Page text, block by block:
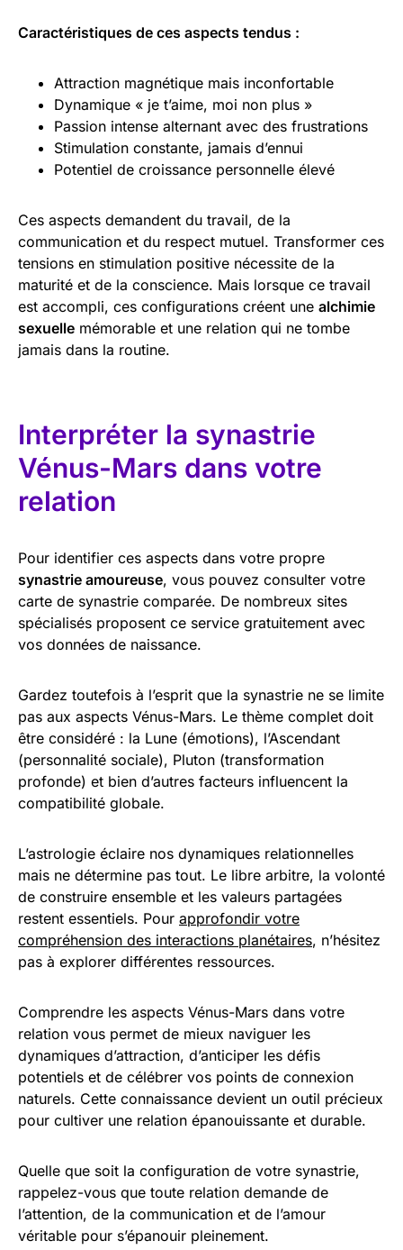
Caractéristiques de ces aspects tendus :
Attraction magnétique mais inconfortable
Dynamique « je t’aime, moi non plus »
Passion intense alternant avec des frustrations
Stimulation constante, jamais d’ennui
Potentiel de croissance personnelle élevé
Ces aspects demandent du travail, de la
communication et du respect mutuel. Transformer ces
tensions en stimulation positive nécessite de la
maturité et de la conscience. Mais lorsque ce travail
est accompli, ces configurations créent une alchimie
sexuelle mémorable et une relation qui ne tombe
jamais dans la routine.
Interpréter la synastrie
Vénus-Mars dans votre
relation
Pour identifier ces aspects dans votre propre
synastrie amoureuse, vous pouvez consulter votre
carte de synastrie comparée. De nombreux sites
spécialisés proposent ce service gratuitement avec
vos données de naissance.
Gardez toutefois à l’esprit que la synastrie ne se limite
pas aux aspects Vénus-Mars. Le thème complet doit
être considéré : la Lune (émotions), l’Ascendant
(personnalité sociale), Pluton (transformation
profonde) et bien d’autres facteurs influencent la
compatibilité globale.
L’astrologie éclaire nos dynamiques relationnelles
mais ne détermine pas tout. Le libre arbitre, la volonté
de construire ensemble et les valeurs partagées
restent essentiels. Pour approfondir votre
compréhension des interactions planétaires, n’hésitez
pas à explorer différentes ressources.
Comprendre les aspects Vénus-Mars dans votre
relation vous permet de mieux naviguer les
dynamiques d’attraction, d’anticiper les défis
potentiels et de célébrer vos points de connexion
naturels. Cette connaissance devient un outil précieux
pour cultiver une relation épanouissante et durable.
Quelle que soit la configuration de votre synastrie,
rappelez-vous que toute relation demande de
l’attention, de la communication et de l’amour
véritable pour s’épanouir pleinement.